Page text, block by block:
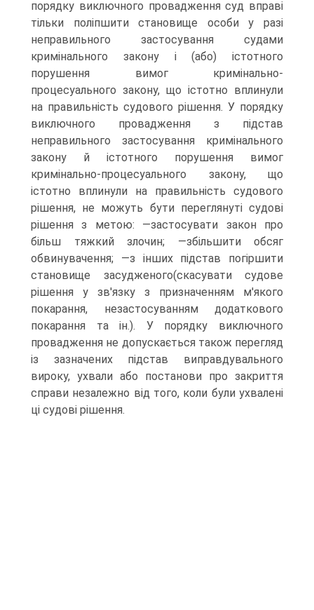
порядку виключного провадження суд вправі
тільки поліпшити становище особи у разі
неправильного застосування судами
кримінального закону і (або) істотного
порушення вимог кримінально-
процесуального закону, що істотно вплинули
на правильність судового рішення. У порядку
виключного провадження з підстав
неправильного застосування кримінального
закону й істотного порушення вимог
кримінально-процесуального закону, що
істотно вплинули на правильність судового
рішення, не можуть бути переглянуті судові
рішення з метою: —застосувати закон про
більш тяжкий злочин; —збільшити обсяг
обвинувачення; —з інших підстав погіршити
становище засудженого(скасувати судове
рішення у зв'язку з призначенням м'якого
покарання, незастосуванням додаткового
покарання та ін.). У порядку виключного
провадження не допускається також перегляд
із зазначених підстав виправдувального
вироку, ухвали або постанови про закриття
справи незалежно від того, коли були ухвалені
ці судові рішення.